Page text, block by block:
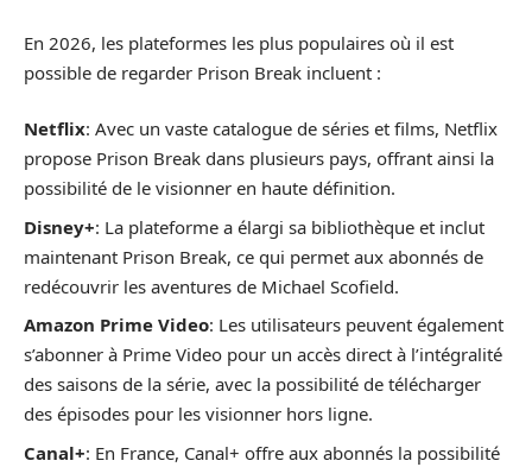
En 2026, les plateformes les plus populaires où il est
possible de regarder Prison Break incluent :
Netflix: Avec un vaste catalogue de séries et films, Netflix
propose Prison Break dans plusieurs pays, offrant ainsi la
possibilité de le visionner en haute définition.
Disney+: La plateforme a élargi sa bibliothèque et inclut
maintenant Prison Break, ce qui permet aux abonnés de
redécouvrir les aventures de Michael Scofield.
Amazon Prime Video: Les utilisateurs peuvent également
s’abonner à Prime Video pour un accès direct à l’intégralité
des saisons de la série, avec la possibilité de télécharger
des épisodes pour les visionner hors ligne.
Canal+: En France, Canal+ offre aux abonnés la possibilité